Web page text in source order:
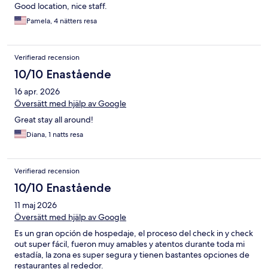
Good location, nice staff.
Pamela, 4 nätters resa
Verifierad recension
10/10 Enastående
16 apr. 2026
Översätt med hjälp av Google
Great stay all around!
Diana, 1 natts resa
Verifierad recension
10/10 Enastående
11 maj 2026
Översätt med hjälp av Google
Es un gran opción de hospedaje, el proceso del check in y check
out super fácil, fueron muy amables y atentos durante toda mi
estadía, la zona es super segura y tienen bastantes opciones de
restaurantes al rededor.